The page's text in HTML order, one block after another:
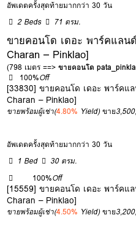
อัพเดตครั้งสุดท้ายมากกว่า 30 วัน
2 Beds
71 ตรม.
ขายคอนโด เดอะ พาร์คแลน
Charan – Pinklao]
(798 เมตร ==>ขายคอนโด
100%Off
[33830] ขายคอนโด เดอะ พาร์คแ
Charan – Pinklao]
ขายพร้อมผู้เช่า(4.80% Yield) ขาย
อัพเดตครั้งสุดท้ายมากกว่า 30 วัน
1 Bed
30 ตรม.
100%Off
[15559] ขายคอนโด เดอะ พาร์คแ
Charan – Pinklao]
ขายพร้อมผู้เช่า(4.50% Yield) ขาย